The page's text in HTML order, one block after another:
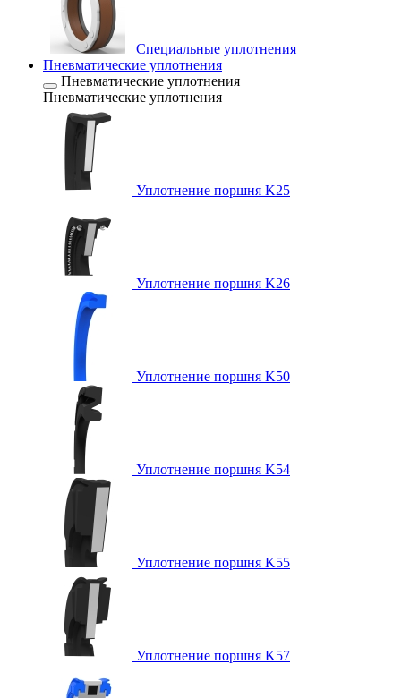
Специальные уплотнения
Пневматические уплотнения
Пневматические уплотнения
Пневматические уплотнения
Уплотнение поршня K25
Уплотнение поршня K26
Уплотнение поршня K50
Уплотнение поршня K54
Уплотнение поршня K55
Уплотнение поршня K57